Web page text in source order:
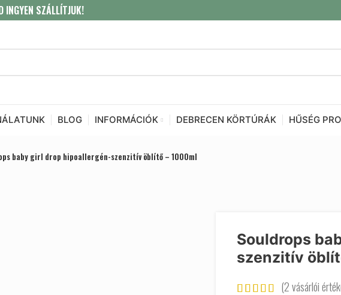
SZÁLLÍTJUK!
BLOG INFORMÁCIÓK DEBRECEN KÖRTÚRÁK HŰSÉG
baby girl drop hipoallergén-szenzitív öblítő – 1000ml
Souldrops
szenzitív
(2vásárlói